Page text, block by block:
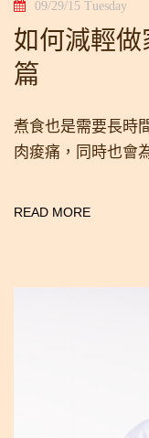
09/29/15 Tuesday
如何減輕
篇
煮食也是需要長時
肉痠痛，同時也會
READ MORE